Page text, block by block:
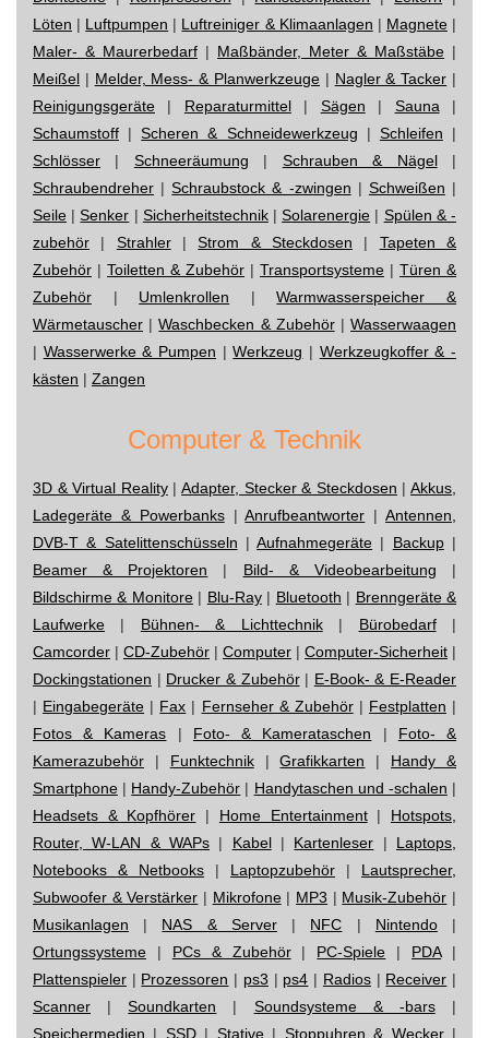
Löten | Luftpumpen | Luftreiniger & Klimaanlagen | Magnete|
Maler- & Maurerbedarf | Maßbänder, Meter & Maßstäbe |
Meißel | Melder, Mess- & Planwerkzeuge | Nagler & Tacker |
Reinigungsgeräte | Reparaturmittel| Sägen | Sauna |
Schaumstoff |Scheren & Schneidewerkzeug | Schleifen |
Schlösser | Schneeräumung | Schrauben & Nägel|
Schraubendreher |Schraubstock & -zwingen | Schweißen |
Seile |Senker | Sicherheitstechnik|Solarenergie | Spülen & -
zubehör | Strahler|Strom & Steckdosen | Tapeten &
Zubehör | Toiletten & Zubehör | Transportsysteme | Türen &
Zubehör | Umlenkrollen |Warmwasserspeicher &
Wärmetauscher |Waschbecken & Zubehör|Wasserwaagen
| Wasserwerke & Pumpen |Werkzeug | Werkzeugkoffer & -
kästen | Zangen
Computer & Technik
3D & Virtual Reality|Adapter, Stecker & Steckdosen |Akkus,
Ladegeräte & Powerbanks|Anrufbeantworter |Antennen,
DVB-T & Satelittenschüsseln |Aufnahmegeräte | Backup|
Beamer & Projektoren | Bild- & Videobearbeitung |
Bildschirme & Monitore| Blu-Ray| Bluetooth | Brenngeräte &
Laufwerke | Bühnen- & Lichttechnik| Bürobedarf|
Camcorder | CD-Zubehör | Computer | Computer-Sicherheit |
Dockingstationen | Drucker & Zubehör| E-Book- & E-Reader
| Eingabegeräte | Fax | Fernseher & Zubehör| Festplatten |
Fotos & Kameras | Foto- & Kamerataschen | Foto- &
Kamerazubehör | Funktechnik|Grafikkarten | Handy &
Smartphone | Handy-Zubehör | Handytaschen und -schalen |
Headsets & Kopfhörer | Home Entertainment| Hotspots,
Router, W-LAN & WAPs | Kabel| Kartenleser | Laptops,
Notebooks & Netbooks | Laptopzubehör | Lautsprecher,
Subwoofer & Verstärker | Mikrofone| MP3 | Musik-Zubehör |
Musikanlagen | NAS & Server| NFC | Nintendo|
Ortungssysteme | PCs & Zubehör| PC-Spiele | PDA|
Plattenspieler | Prozessoren | ps3 | ps4 | Radios| Receiver |
Scanner |Soundkarten | Soundsysteme & -bars|
Speichermedien | SSD| Stative| Stoppuhren & Wecker|